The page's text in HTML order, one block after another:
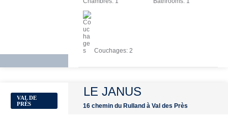
Couchages: 2
VAL DE
PRÈS
LE JANUS
16 chemin du Rulland à Val des Près